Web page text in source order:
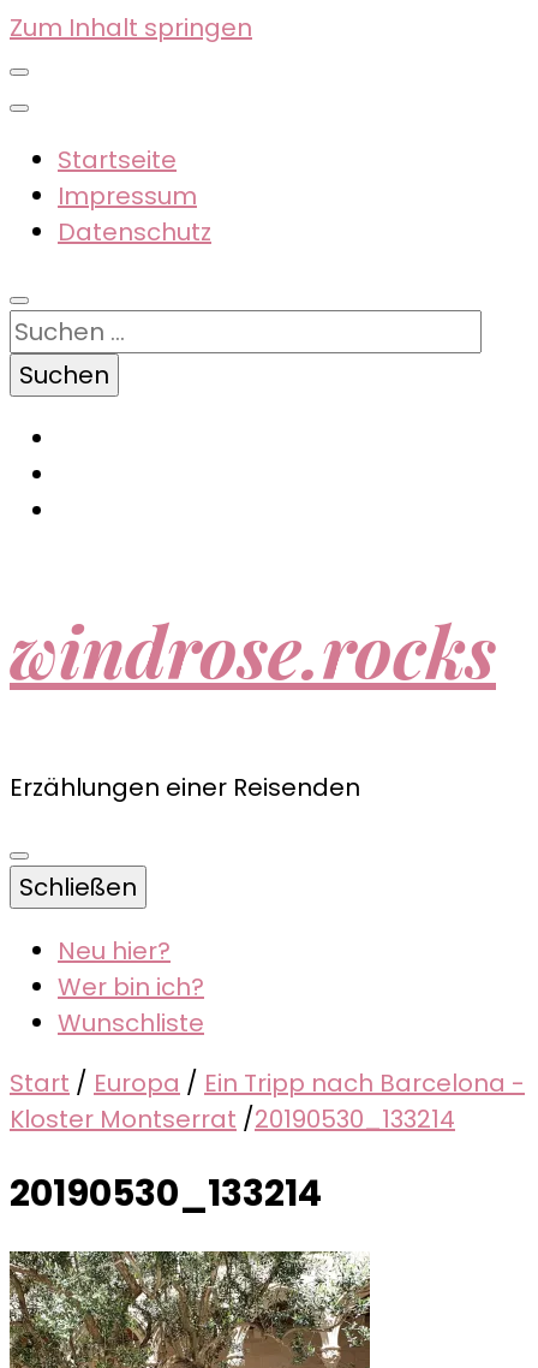
Zum Inhalt springen
Startseite
Impressum
Datenschutz
Suchen
nach:
windrose.rocks
Erzählungen einer Reisenden
Schließen
Neu hier?
Wer bin ich?
Wunschliste
Start / Europa / Ein Tripp nach Barcelona -
Kloster Montserrat /20190530_133214
20190530_133214